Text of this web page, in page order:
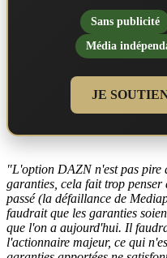
Sans publicité
Média
JE
"L'option DAZN n'est pas pire
garanties, cela fait trop
passé (la défaillance de
faudrait que les garanties
que l'on a aujourd'hui. Il
l'actionnaire majeur, ce qui